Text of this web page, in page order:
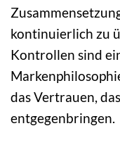
kontinuierlich zu
Kontrollen sind
das Vertrauen,
entgegenbringen.